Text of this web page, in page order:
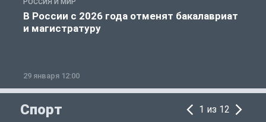
РОССИЯ И МИР
В России с 2026 года отменят бакалавриат
и магистратуру
29 января 12:00
Спорт 1 из 12